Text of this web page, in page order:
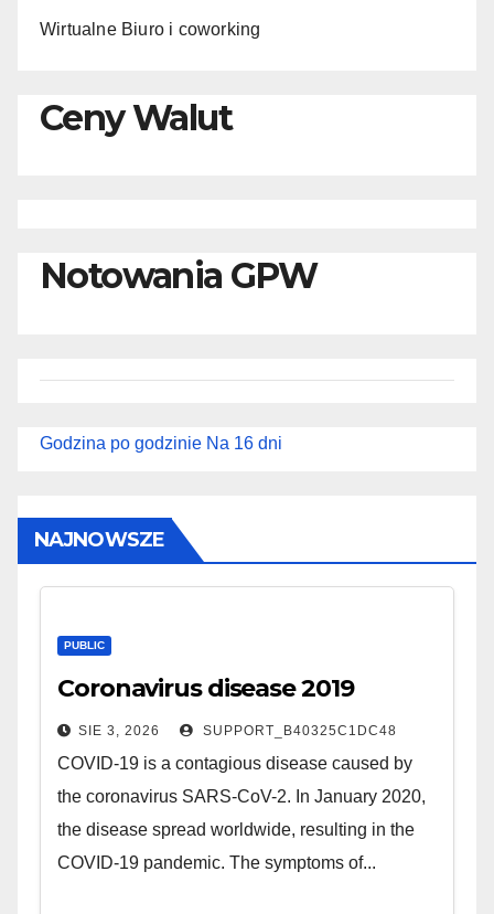
Wirtualne Biuro i coworking
Ceny Walut
Notowania GPW
Godzina po godzinie Na 16 dni
NAJNOWSZE
PUBLIC
Coronavirus disease 2019
SIE 3, 2026 SUPPORT_B40325C1DC48
COVID-19 is a contagious disease caused by
the coronavirus SARS-CoV-2. In January 2020,
the disease spread worldwide, resulting in the
COVID-19 pandemic. The symptoms of...